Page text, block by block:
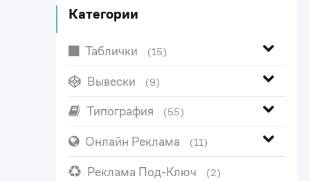
Категории
Таблички (15)
Вывески (9)
Типография (55)
Онлайн Реклама (11)
Реклама Под-Ключ (2)